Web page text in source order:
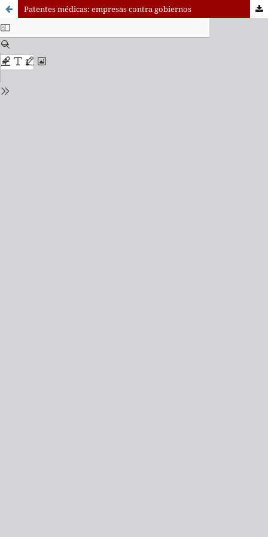
Patentes médicas: empresas contra gobiernos